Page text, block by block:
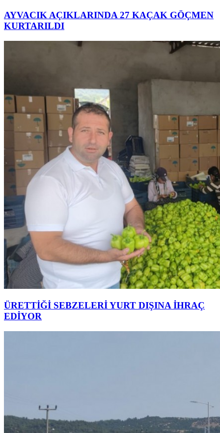
AYVACIK AÇIKLARINDA 27 KAÇAK GÖÇMEN
KURTARILDI
ÜRETTİĞİ SEBZELERİ YURT DIŞINA İHRAÇ
EDİYOR